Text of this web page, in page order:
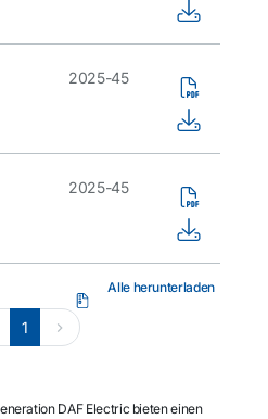
2025-45
2025-45
1
Alle herunterladen
DAF Electric bieten einen